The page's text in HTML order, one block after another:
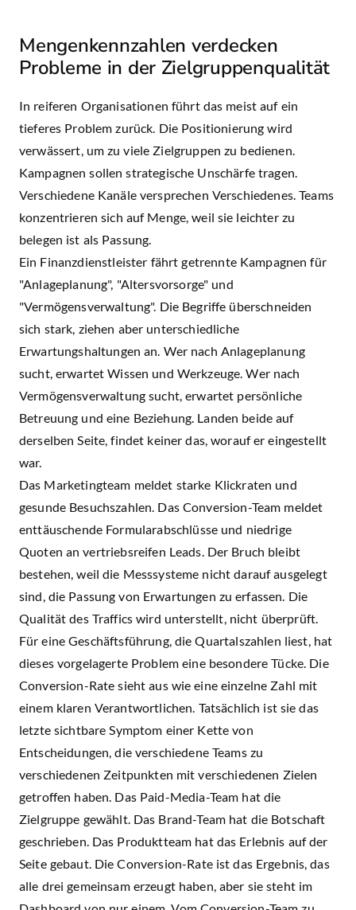
Mengenkennzahlen verdecken
Probleme in der Zielgruppenqualität
In reiferen Organisationen führt das meist auf ein
tieferes Problem zurück. Die Positionierung wird
verwässert, um zu viele Zielgruppen zu bedienen.
Kampagnen sollen strategische Unschärfe tragen.
Verschiedene Kanäle versprechen Verschiedenes. Teams
konzentrieren sich auf Menge, weil sie leichter zu
belegen ist als Passung.
Ein Finanzdienstleister fährt getrennte Kampagnen für
"Anlageplanung", "Altersvorsorge" und
"Vermögensverwaltung". Die Begriffe überschneiden
sich stark, ziehen aber unterschiedliche
Erwartungshaltungen an. Wer nach Anlageplanung
sucht, erwartet Wissen und Werkzeuge. Wer nach
Vermögensverwaltung sucht, erwartet persönliche
Betreuung und eine Beziehung. Landen beide auf
derselben Seite, findet keiner das, worauf er eingestellt
war.
Das Marketingteam meldet starke Klickraten und
gesunde Besuchszahlen. Das Conversion-Team meldet
enttäuschende Formularabschlüsse und niedrige
Quoten an vertriebsreifen Leads. Der Bruch bleibt
bestehen, weil die Messsysteme nicht darauf ausgelegt
sind, die Passung von Erwartungen zu erfassen. Die
Qualität des Traffics wird unterstellt, nicht überprüft.
Für eine Geschäftsführung, die Quartalszahlen liest, hat
dieses vorgelagerte Problem eine besondere Tücke. Die
Conversion-Rate sieht aus wie eine einzelne Zahl mit
einem klaren Verantwortlichen. Tatsächlich ist sie das
letzte sichtbare Symptom einer Kette von
Entscheidungen, die verschiedene Teams zu
verschiedenen Zeitpunkten mit verschiedenen Zielen
getroffen haben. Das Paid-Media-Team hat die
Zielgruppe gewählt. Das Brand-Team hat die Botschaft
geschrieben. Das Produktteam hat das Erlebnis auf der
Seite gebaut. Die Conversion-Rate ist das Ergebnis, das
alle drei gemeinsam erzeugt haben, aber sie steht im